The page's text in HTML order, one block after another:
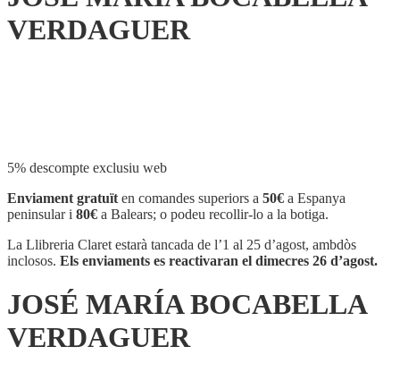
VERDAGUER
5% descompte exclusiu web
Enviament gratuït en comandes superiors a 50€ a Espanya
peninsular i 80€ a Balears; o podeu recollir-lo a la botiga.
La Llibreria Claret estarà tancada de l’1 al 25 d’agost, ambdòs
inclosos. Els enviaments es reactivaran el dimecres 26 d’agost.
JOSÉ MARÍA BOCABELLA
VERDAGUER